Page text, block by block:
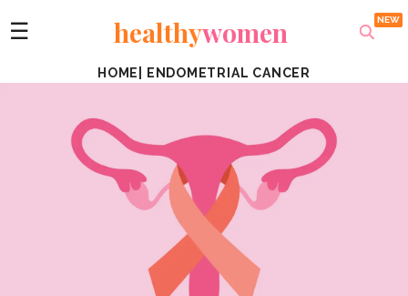
☰ healthywomen
HOME ENDOMETRIAL CANCER